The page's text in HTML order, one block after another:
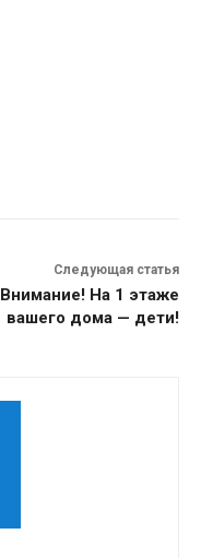
Следующая статья
Внимание! На 1 этаже
вашего дома — дети!